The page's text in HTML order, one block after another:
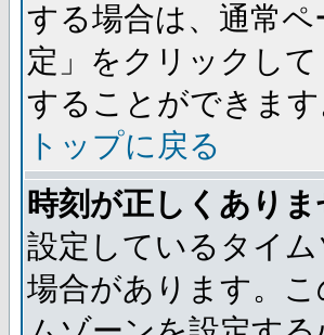
する場合は、通常
定」をクリックし
することができます
トップに戻る
時刻が正しくありま
設定しているタイ
場合があります。